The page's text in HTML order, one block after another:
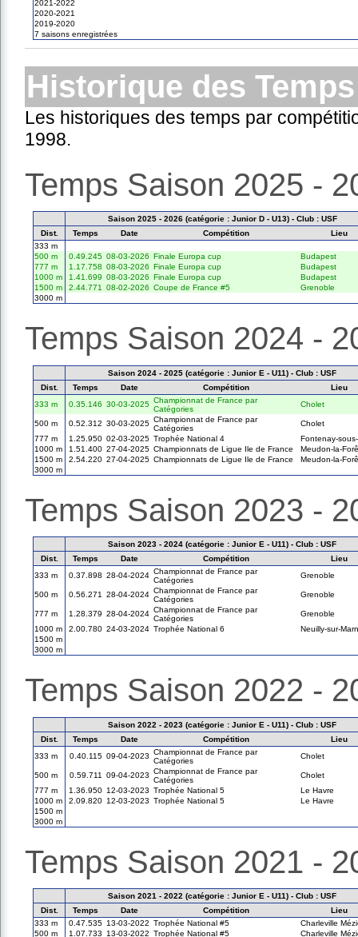
2021-2022
2020-2021
2019-2020
7 saisons enregistrées
Historique des Temps
Les historiques des temps par
1998.
Temps Saison 2025 -
Saison 2025 - 2026 (catégorie : Junior D - U13) - Club : USF
Dist.
Temps Date Compétition
Lieu
333 m
500 m
0.49.245 08-03-2026 Finale Europa cup
Budapest
777 m
1.17.758 08-03-2026 Finale Europa cup
Budapest
1000 m
1.41.699 08-03-2026 Finale Europa cup
Budapest
1500 m
2.44.771 08-02-2026 Coupe de France #5
Grenoble
3000 m
Temps Saison 2024 -
Saison 2024 - 2025 (catégorie : Junior E - U11) - Club : USF
Dist.
Temps Date Compétition
Lieu
333 m
0.35.146 30-03-2025 Championnat de France par
Catégories
Cholet
500 m 0.52.312 30-03-2025 Championnat de France par
Catégories
Cholet
777 m
1.25.950 02-03-2025 Trophée National 4
Fontenay-
1000 m
1.51.400 27-04-2025 Championnats de Ligue Ile de France
Meudon-la-
1500 m
2.54.220 27-04-2025 Championnats de Ligue Ile de France
Meudon-la-
3000 m
Temps Saison 2023 -
Saison 2023 - 2024 (catégorie : Junior E - U11) - Club : USF
Dist.
Temps Date Compétition
Lieu
333 m
0.37.898 28-04-2024 Championnat de France par
Catégories
Grenoble
500 m 0.56.271 28-04-2024 Championnat de France par
Catégories
Grenoble
777 m 1.28.379 28-04-2024 Championnat de France par
Catégories
Grenoble
1000 m
2.00.780 24-03-2024 Trophée National 6
Neuilly-sur-
1500 m
3000 m
Temps Saison 2022 -
Saison 2022 - 2023 (catégorie : Junior E - U11) - Club : USF
Dist.
Temps Date Compétition
Lieu
333 m
0.40.115 09-04-2023 Championnat de France par
Catégories
Cholet
500 m 0.59.711 09-04-2023 Championnat de France par
Catégories
Cholet
777 m
1.36.950 12-03-2023 Trophée National 5
Le Havre
1000 m
2.09.820 12-03-2023 Trophée National 5
Le Havre
1500 m
3000 m
Temps Saison 2021 -
Saison 2021 - 2022 (catégorie : Junior E - U11) - Club : USF
Dist.
Temps Date Compétition
Lieu
333 m
0.47.535 13-03-2022 Trophée National #5
Charleville
500 m
1.07.733 13-03-2022 Trophée National #5 Charleville